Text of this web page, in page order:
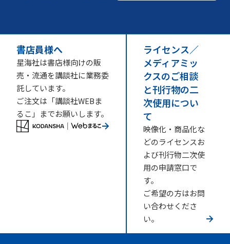
書店員様へ
星海社は書店様向けの販
売・流通を講談社に業務委
託しています。
ご注文は「講談社WEBま
るこ」までお願いします。
ライセンス／
メディアミッ
クスのご相談
と刊行物の二
次使用につい
て
映像化・商品化な
どのライセンスお
よび刊行物二次使
用の申請窓口で
す。
ご希望の方はお問
い合わせくださ
い。